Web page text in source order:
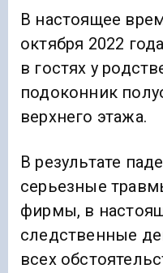
В настоящее
октября 2022
в гостях у
подоконник
верхнего этажа.
В результате
серьезные
фирмы, в
следственные
всех